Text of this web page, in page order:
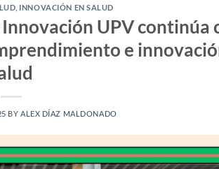
INNOVACIÓN EN SALUD
UPV continúa
e
BY ALEX DÍAZ MALDONADO